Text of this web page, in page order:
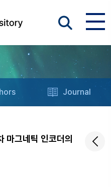
Journal
마그네틱 인코더의